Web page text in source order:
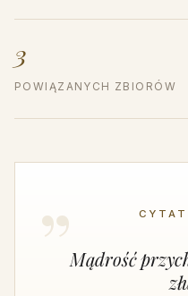
3
POWIĄZANYCH ZBIORÓW
Mądrość